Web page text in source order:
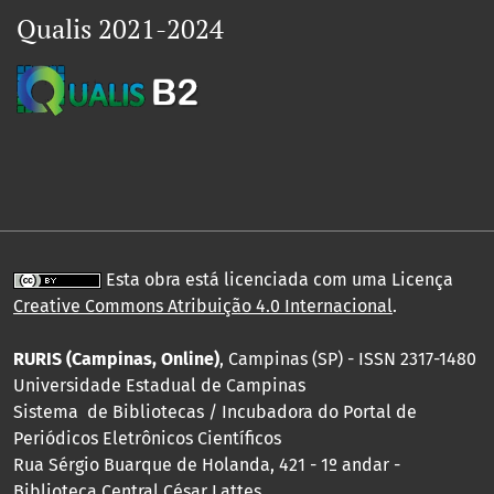
Qualis 2021-2024
Esta obra está licenciada com uma Licença
Creative Commons Atribuição 4.0 Internacional.
RURIS (Campinas, Online), Campinas (SP) - ISSN 2317-1480
Universidade Estadual de Campinas
Sistema de Bibliotecas / Incubadora do Portal de
Periódicos Eletrônicos Científicos
Rua Sérgio Buarque de Holanda, 421 - 1º andar -